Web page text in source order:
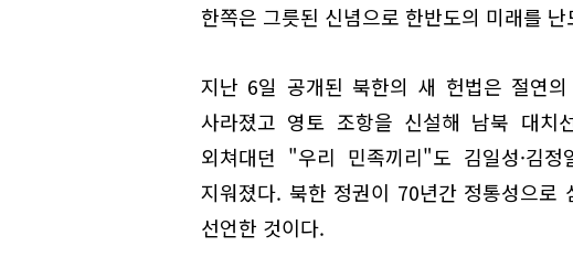
한쪽은 그릇된 신념으로 한반도의 미래를
지난 6일 공개된 북한의 새 헌법은 절연
사라졌고 영토 조항을 신설해 남북 대치
외쳐대던 "우리 민족끼리"도 김일성·김
지워졌다. 북한 정권이 70년간 정통성으로
선언한 것이다.